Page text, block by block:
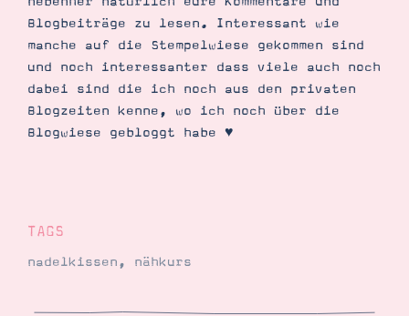
Blogbeiträge zu lesen. Interessant wie
manche auf die Stempelwiese gekommen sind
und noch interessanter dass viele auch noch
dabei sind die ich noch aus den privaten
Blogzeiten kenne, wo ich noch über die
Blogwiese gebloggt habe ♥
TAGS
nadelkissen, nähkurs